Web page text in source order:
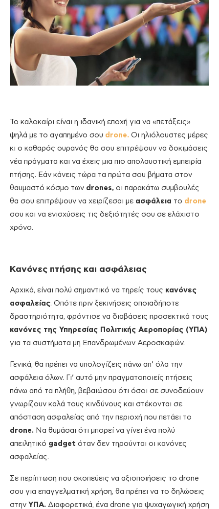
Το καλοκαίρι είναι η ιδανική εποχή για να «πετάξεις»
ψηλά με το αγαπημένο σου drone. Οι ηλιόλουστες μέρες
κι ο καθαρός ουρανός θα σου επιτρέψουν να δοκιμάσεις
νέα πράγματα και να έχεις μια πιο απολαυστική εμπειρία
πτήσης. Εάν κάνεις τώρα τα πρώτα σου βήματα στον
θαυμαστό κόσμο των drones, οι παρακάτω συμβουλές
θα σου επιτρέψουν να χειρίζεσαι με ασφάλεια το drone
σου και να ενισχύσεις τις δεξιότητές σου σε ελάχιστο
χρόνο.
Κανόνες πτήσης και ασφάλειας
Αρχικά, είναι πολύ σημαντικό να τηρείς τους κανόνες
ασφαλείας. Οπότε πριν ξεκινήσεις οποιαδήποτε
δραστηριότητα, φρόντισε να διαβάσεις προσεκτικά τους
κανόνες της Υπηρεσίας Πολιτικής Αεροπορίας (ΥΠΑ)
για τα συστήματα μη Επανδρωμένων Αεροσκαφών.
Γενικά, θα πρέπει να υπολογίζεις πάνω απ’ όλα την
ασφάλεια όλων. Γι’ αυτό μην πραγματοποιείς πτήσεις
πάνω από τα πλήθη, βεβαιώσου ότι όσοι σε συνοδεύουν
γνωρίζουν καλά τους κινδύνους και στέκονται σε
απόσταση ασφαλείας από την περιοχή που πετάει το
drone. Να θυμάσαι ότι μπορεί να γίνει ένα πολύ
απειλητικό gadget όταν δεν τηρούνται οι κανόνες
ασφαλείας.
Σε περίπτωση που σκοπεύεις να αξιοποιήσεις το drone
σου για επαγγελματική χρήση, θα πρέπει να το δηλώσεις
στην ΥΠΑ. Διαφορετικά, ένα drone για ψυχαγωγική χρήση